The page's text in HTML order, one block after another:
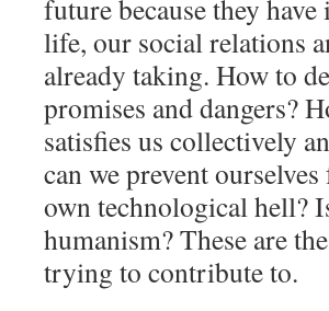
future because they
life, our social relations
already taking. How to
promises and dangers?
satisfies us collectively
can we prevent
own technological hell?
humanism? These are
trying to contribute to.